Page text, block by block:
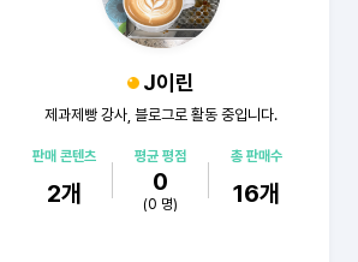
J이린
제과제빵 강사, 블로그로 활동 중입니다.
판매 콘텐츠
2개
평균 평점
0
(0 명)
총 판매수
16개